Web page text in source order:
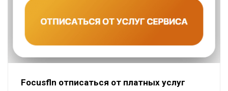
Focusfln отписаться от платных услуг